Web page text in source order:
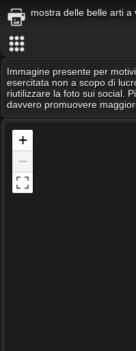
mostra delle belle arti a
Immagine presente per
esercitata non a scopo di
riutilizzare la foto sui social.
davvero promuovere
+
−